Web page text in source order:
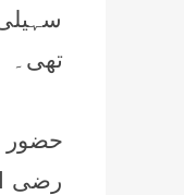
تھی۔
رضی